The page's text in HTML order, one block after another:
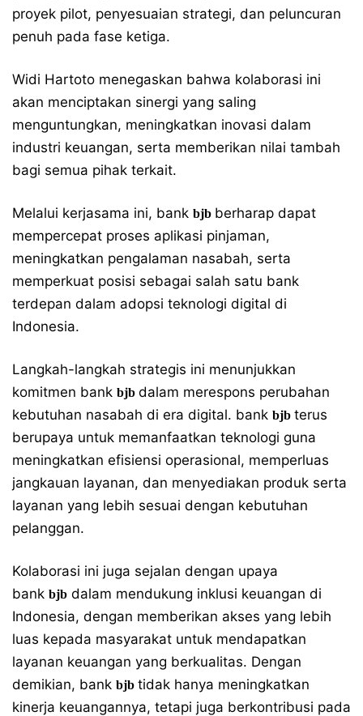
proyek pilot, penyesuaian strategi, dan peluncuran
penuh pada fase ketiga.
Widi Hartoto menegaskan bahwa kolaborasi ini
akan menciptakan sinergi yang saling
menguntungkan, meningkatkan inovasi dalam
industri keuangan, serta memberikan nilai tambah
bagi semua pihak terkait.
Melalui kerjasama ini, bank bjb berharap dapat
mempercepat proses aplikasi pinjaman,
meningkatkan pengalaman nasabah, serta
memperkuat posisi sebagai salah satu bank
terdepan dalam adopsi teknologi digital di
Indonesia.
Langkah-langkah strategis ini menunjukkan
komitmen bank bjb dalam merespons perubahan
kebutuhan nasabah di era digital. bank bjb terus
berupaya untuk memanfaatkan teknologi guna
meningkatkan efisiensi operasional, memperluas
jangkauan layanan, dan menyediakan produk serta
layanan yang lebih sesuai dengan kebutuhan
pelanggan.
Kolaborasi ini juga sejalan dengan upaya
bank bjb dalam mendukung inklusi keuangan di
Indonesia, dengan memberikan akses yang lebih
luas kepada masyarakat untuk mendapatkan
layanan keuangan yang berkualitas. Dengan
demikian, bank bjb tidak hanya meningkatkan
kinerja keuangannya, tetapi juga berkontribusi pada